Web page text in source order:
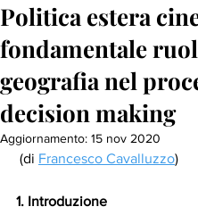
Politica estera
fondamentale
geografia nel
decision making
Aggiornamento: 15 nov 2020
(di Francesco Cavalluzzo)
1. Introduzione